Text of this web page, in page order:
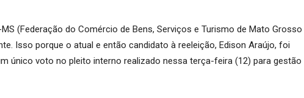
(Federação do Comércio de Bens, Serviços e Turismo de Mato Grosso
Isso porque o atual e então candidato à reeleição, Edison Araújo, foi
único voto no pleito interno realizado nessa terça-feira (12) para gestão